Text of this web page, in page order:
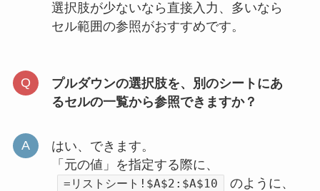
選択肢が少ないなら直接入力、多いなら
セル範囲の参照がおすすめです。
プルダウンの選択肢を、別のシートにあ
るセルの一覧から参照できますか？
はい、できます。
「元の値」を指定する際に、
=リストシート!$A$2:$A$10
のように、